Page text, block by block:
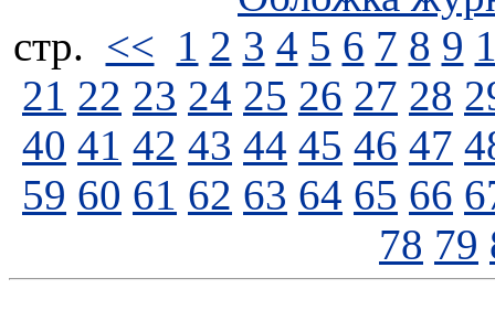
стp. << 1 2 3 4 5 6 7 8 9
21 22 23 24 25 26 27 28
40 41 42 43 44 45 46 47
59 60 61 62 63 64 65 66
78 79